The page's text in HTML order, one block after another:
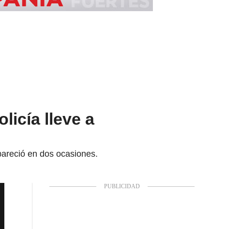
lleve a
en dos ocasiones.